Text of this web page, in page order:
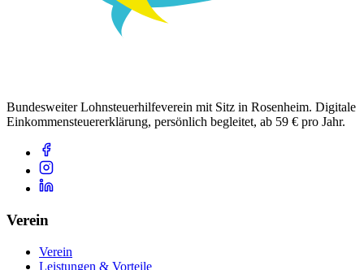
Bundesweiter Lohnsteuerhilfeverein mit Sitz in Rosenheim. Digitale
Einkommensteuererklärung, persönlich begleitet, ab 59 € pro Jahr.
Verein
Verein
Leistungen & Vorteile